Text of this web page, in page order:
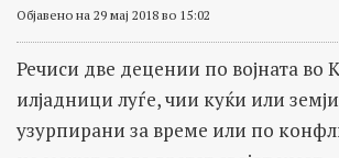
Објавено на 29 мај 2018 во 15:02
Речиси две децении по војната во
илјадници луѓе, чии куќи или
узурпирани за време или по